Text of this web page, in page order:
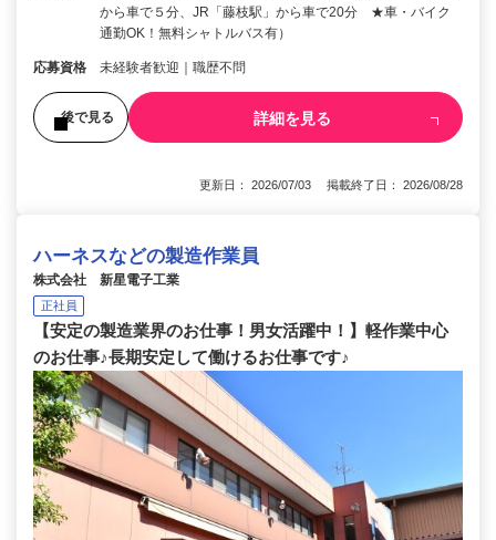
から車で５分、JR「藤枝駅」から車で20分 ★車・バイク
通勤OK！無料シャトルバス有）
応募資格 未経験者歓迎｜職歴不問
後で見る 詳細を見る
更新日： 2026/07/03 掲載終了日： 2026/08/28
ハーネスなどの製造作業員
株式会社 新星電子工業
正社員
【安定の製造業界のお仕事！男女活躍中！】軽作業中心
のお仕事♪長期安定して働けるお仕事です♪